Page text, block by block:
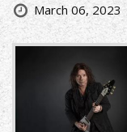
March 06, 2023